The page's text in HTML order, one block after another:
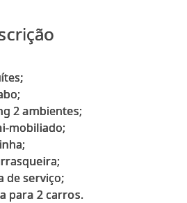
2 ambientes;
mobiliado;
de serviço;
Vaga para 2 carros.